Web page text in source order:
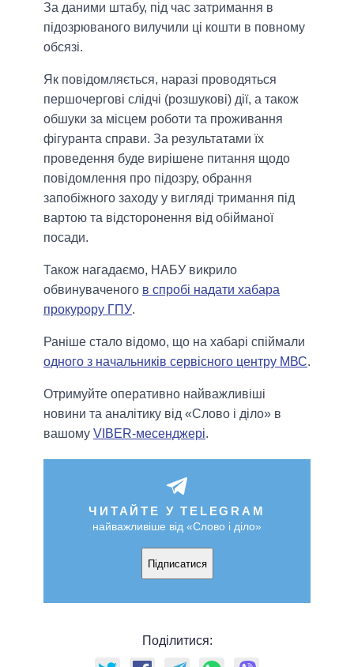
За даними штабу, під час затримання в
підозрюваного вилучили ці кошти в повному
обсязі.
Як повідомляється, наразі проводяться
першочергові слідчі (розшукові) дії, а також
обшуки за місцем роботи та проживання
фігуранта справи. За результатами їх
проведення буде вирішене питання щодо
повідомлення про підозру, обрання
запобіжного заходу у вигляді тримання під
вартою та відсторонення від обійманої
посади.
Також нагадаємо, НАБУ викрило
обвинуваченого в спробі надати хабара
прокурору ГПУ.
Раніше стало відомо, що на хабарі спіймали
одного з начальників сервісного центру МВС.
Отримуйте оперативно найважливіші
новини та аналітику від «Слово і діло» в
вашому VIBER-месенджері.
ЧИТАЙТЕ У TELEGRAM
найважливіше від «Слово і діло»
Підписатися
Поділитися: